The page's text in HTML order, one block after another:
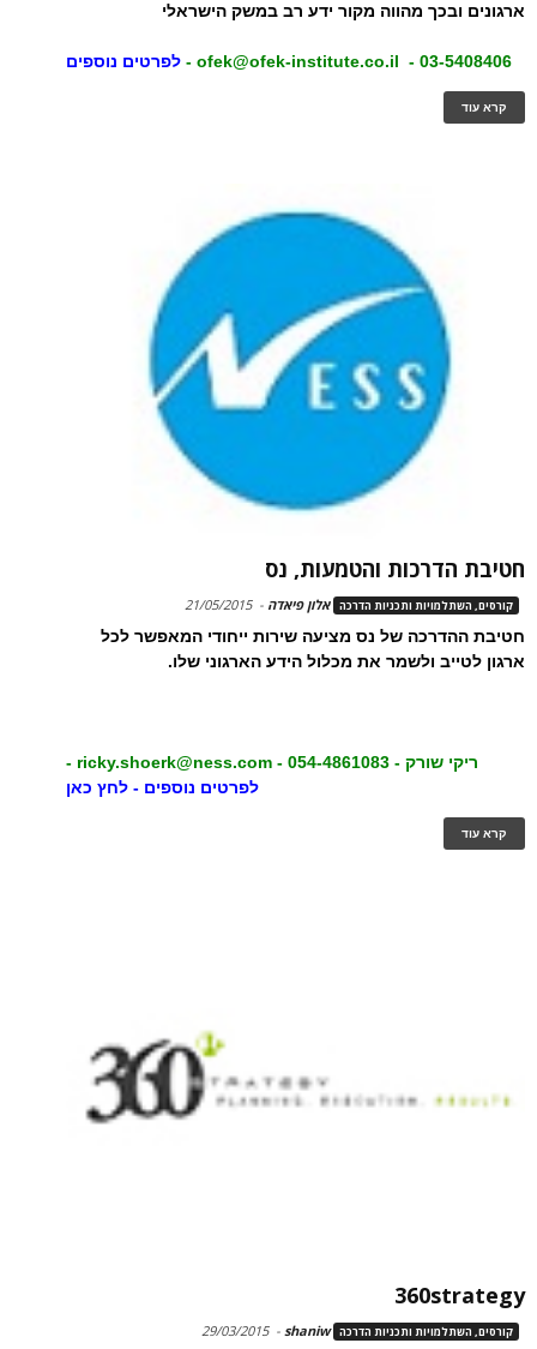
ארגונים ובכך מהווה מקור ידע רב במשק הישראלי
03-5408406 - ofek@ofek-institute.co.il - לפרטים נוספים
קרא עוד
חטיבת הדרכות והטמעות, נס
קורסים, השתלמויות ותכניות הדרכה אלון פיאדה -
21/05/2015
חטיבת ההדרכה של נס מציעה שירות ייחודי המאפשר לכל
ארגון לטייב ולשמר את מכלול הידע הארגוני שלו.
ריקי שורק - 054-4861083 - ricky.shoerk@ness.com
-
לפרטים נוספים - לחץ כאן
קרא עוד
360strategy
קורסים, השתלמויות ותכניות הדרכה shaniw
-
29/03/2015